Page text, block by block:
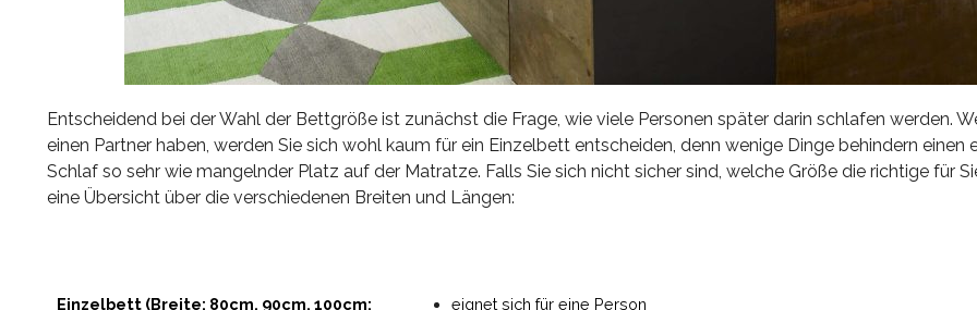
Entscheidend bei der Wahl der Bettgröße ist zunächst die Frage, wie viele Personen später darin schlafen werden.
einen Partner haben, werden Sie sich wohl kaum für ein Einzelbett entscheiden, denn wenige Dinge behindern einen
Schlaf so sehr wie mangelnder Platz auf der Matratze. Falls Sie sich nicht sicher sind, welche Größe die richtige für
eine Übersicht über die verschiedenen Breiten und Längen:
Einzelbett (Breite: 80cm, 90cm, 100cm; eignet sich für eine Person